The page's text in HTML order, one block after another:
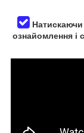
ознайомлення і